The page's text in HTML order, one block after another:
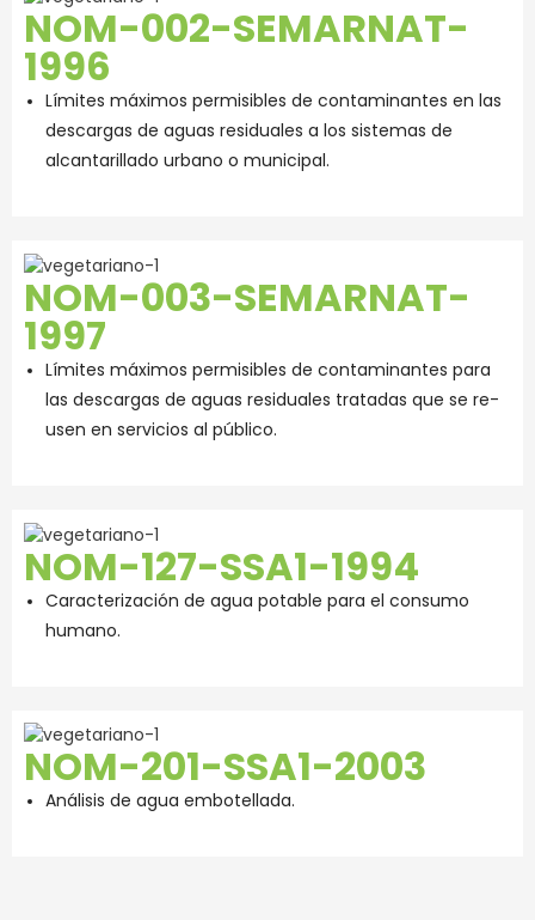
NOM-002-SEMARNAT-
1996
Límites máximos permisibles de contaminantes en las
descargas de aguas residuales a los sistemas de
alcantarillado urbano o municipal.
NOM-003-SEMARNAT-
1997
Límites máximos permisibles de contaminantes para
las descargas de aguas residuales tratadas que se re-
usen en servicios al público.
NOM-127-SSA1-1994
Caracterización de agua potable para el consumo
humano.
NOM-201-SSA1-2003
Análisis de agua embotellada.